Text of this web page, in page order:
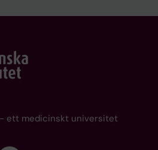
ett medicinskt universitet